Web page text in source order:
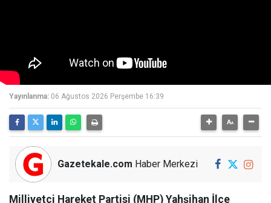
Yayınlanma: 06 Ağustos 2026 Perşembe 16:39
Gazetekale.com Haber Merkezi
Milliyetçi Hareket Partisi (MHP) Yahşihan İlçe